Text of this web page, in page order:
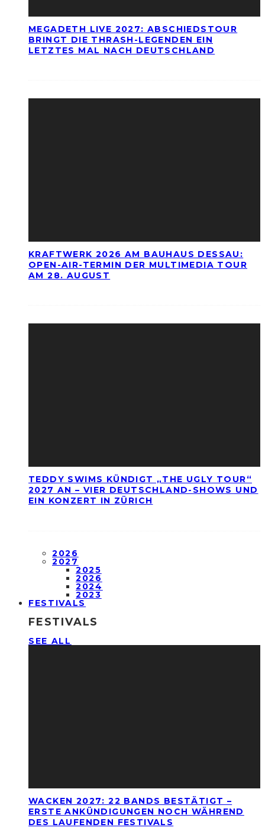
MEGADETH LIVE 2027: ABSCHIEDSTOUR
BRINGT DIE THRASH-LEGENDEN EIN
LETZTES MAL NACH DEUTSCHLAND
KRAFTWERK 2026 AM BAUHAUS DESSAU:
OPEN-AIR-TERMIN DER MULTIMEDIA TOUR
AM 28. AUGUST
TEDDY SWIMS KÜNDIGT „THE UGLY TOUR“
2027 AN – VIER DEUTSCHLAND-SHOWS UND
EIN KONZERT IN ZÜRICH
2026
2027
2025
2026
2024
2023
FESTIVALS
FESTIVALS
SEE ALL
WACKEN 2027: 22 BANDS BESTÄTIGT –
ERSTE ANKÜNDIGUNGEN NOCH WÄHREND
DES LAUFENDEN FESTIVALS